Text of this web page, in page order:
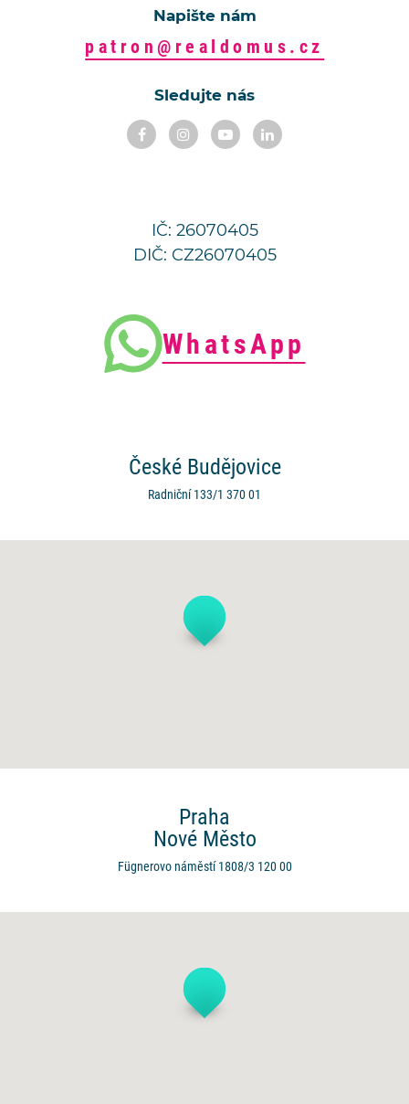
Napište nám
patron@realdomus.cz
Sledujte nás
IČ: 26070405
DIČ: CZ26070405
WhatsApp
České Budějovice
Radniční 133/1 370 01
Praha
Nové Město
Fügnerovo náměstí 1808/3 120 00